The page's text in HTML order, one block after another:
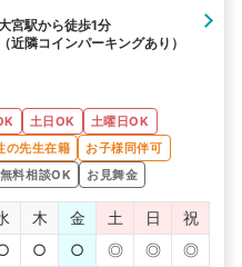
宮駅から徒歩1分
近隣コインパーキングあり）
土日OK
土曜日OK
の先生在籍
お子様同伴可
無料相談OK お見舞金
木 金 土 日
祝
○ ○ ◎ ◎ ◎